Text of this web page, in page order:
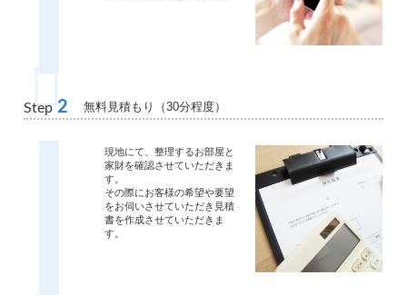
Step 2 無料見積もり（30分程度）
現地にて、整理するお部屋と
家財を確認させていただきま
す。
その際にお客様の希望や要望
をお伺いさせていただき見積
書を作成させていただきま
す。